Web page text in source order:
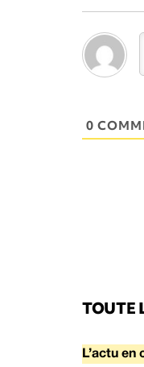
0
TOUTE
L’actu en